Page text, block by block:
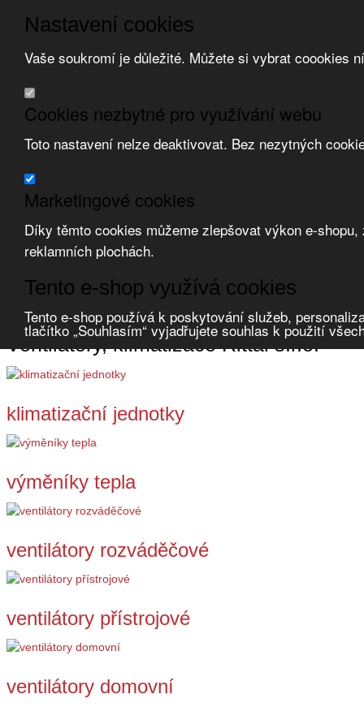
Nastavení cookies
Vaše soukromí je důležité. Můžete si vybrat coookies
Cookies nezbytné pro využívání webu
Toto nastavení nelze deaktivovat. Bez nezytných
Marketingové cookies
Díky těmto cookies můžeme zlepšovat výkon e-
reklamních plochách.
Tento e-shop využívá cookies
Tento e-shop používá k poskytování služeb,
tlačítko „Souhlasím“ vyjadřujete souhlas k použití
Přeskočit na hlavní obsah Přeskočit na doplňující obsah
Obchodní podmínky
Registrace
Zvolte měnu:
Přihlásit uživatele
Úvod Ventilátory, klimatizace Rittal s.r.o.
Ventilátory, klimatizace Rittal s.r.o.
klimatizační jednotky
výměníky tepla
ventilátory rozváděčové
ventilátory přístrojové
ventilátory domovní